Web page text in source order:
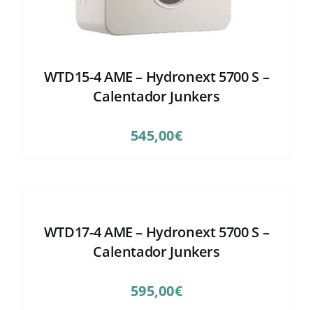
WTD15-4 AME – Hydronext 5700 S –
Calentador Junkers
545,00€
WTD17-4 AME – Hydronext 5700 S –
Calentador Junkers
595,00€